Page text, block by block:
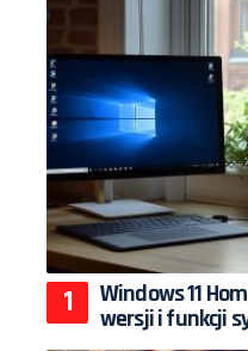
Windows 11
wersji i funkcji